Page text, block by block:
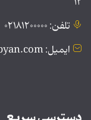
تلفن: ۰۲۱۸۱۲۰۰۰۰۰
ایمیل: public@tebyan.com